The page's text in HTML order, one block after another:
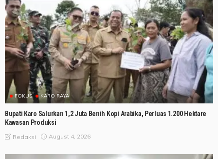
FOKUS KARO RAYA
Bupati Karo Salurkan 1,2 Juta Benih Kopi Arabika, Perluas 1.200 Hektare
Kawasan Produksi
Redaksi August 4, 2026